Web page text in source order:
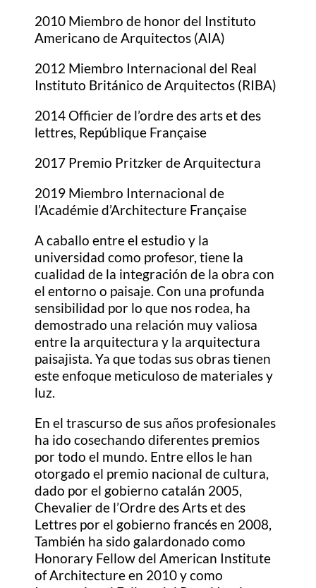
2010 Miembro de honor del Instituto
Americano de Arquitectos (AIA)
2012 Miembro Internacional del Real
Instituto Británico de Arquitectos (RIBA)
2014 Officier de l’ordre des arts et des
lettres, Repúblique Française
2017 Premio Pritzker de Arquitectura
2019 Miembro Internacional de
l’Académie d’Architecture Française
A caballo entre el estudio y la
universidad como profesor, tiene la
cualidad de la integración de la obra con
el entorno o paisaje. Con una profunda
sensibilidad por lo que nos rodea, ha
demostrado una relación muy valiosa
entre la arquitectura y la arquitectura
paisajista. Ya que todas sus obras tienen
este enfoque meticuloso de materiales y
luz.
En el trascurso de sus años profesionales
ha ido cosechando diferentes premios
por todo el mundo. Entre ellos le han
otorgado el premio nacional de cultura,
dado por el gobierno catalán 2005,
Chevalier de l’Ordre des Arts et des
Lettres por el gobierno francés en 2008,
También ha sido galardonado como
Honorary Fellow del American Institute
of Architecture en 2010 y como